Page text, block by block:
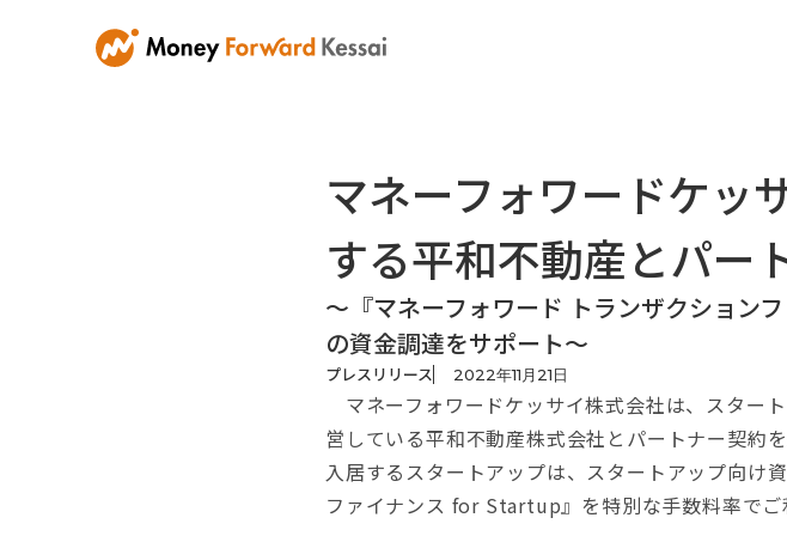
マネーフォワードケッ
する平和不動産とパー
〜『マネーフォワード トランザクション
の資金調達をサポート〜
プレスリリース 2022年11 月 21日
マネーフォワードケッサイ株式会社は、スター
営している平和不動産株式会社とパートナー契約
入居するスタートアップは、スタートアップ向け
ファイナンス for Startup』を特別な手数料率でご